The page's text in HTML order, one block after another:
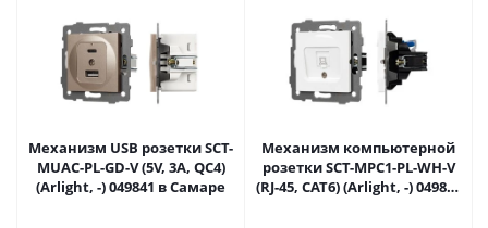
Механизм USB розетки SCT-
MUAC-PL-GD-V (5V, 3A, QC4)
(Arlight, -) 049841 в Самаре
Механизм компьютерной
розетки SCT-MPC1-PL-WH-V
(RJ-45, CAT6) (Arlight, -) 049842